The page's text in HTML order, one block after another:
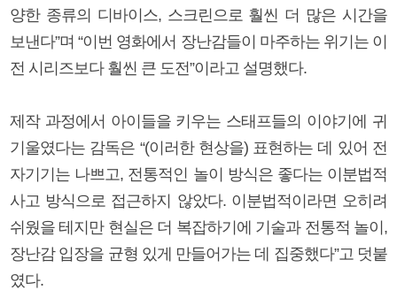
양한 종류의 디바이스, 스크린으로 훨씬 더 많은 시간을
보낸다”며 “이번 영화에서 장난감들이 마주하는 위기는 이
전 시리즈보다 훨씬 큰 도전”이라고 설명했다.
제작 과정에서 아이들을 키우는 스태프들의 이야기에 귀
기울였다는 감독은 “(이러한 현상을) 표현하는 데 있어 전
자기기는 나쁘고, 전통적인 놀이 방식은 좋다는 이분법적
사고 방식으로 접근하지 않았다. 이분법적이라면 오히려
쉬웠을 테지만 현실은 더 복잡하기에 기술과 전통적 놀이,
장난감 입장을 균형 있게 만들어가는 데 집중했다”고 덧붙
였다.